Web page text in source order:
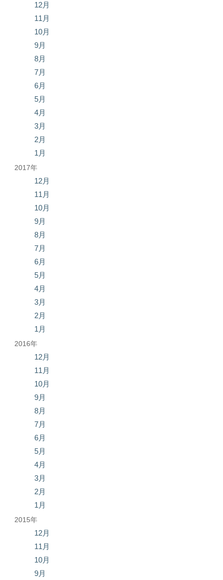
12月
11月
10月
9月
8月
7月
6月
5月
4月
3月
2月
1月
2017年
12月
11月
10月
9月
8月
7月
6月
5月
4月
3月
2月
1月
2016年
12月
11月
10月
9月
8月
7月
6月
5月
4月
3月
2月
1月
2015年
12月
11月
10月
9月